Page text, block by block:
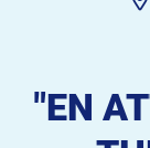
"EN